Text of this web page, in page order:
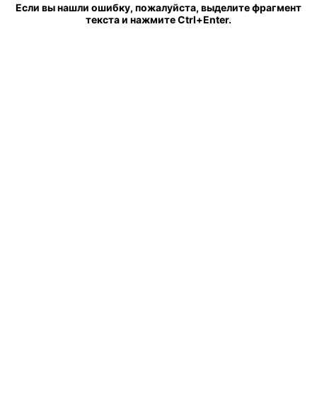
Если вы нашли ошибку, пожалуйста, выделите фрагмент
текста и нажмите Ctrl+Enter.